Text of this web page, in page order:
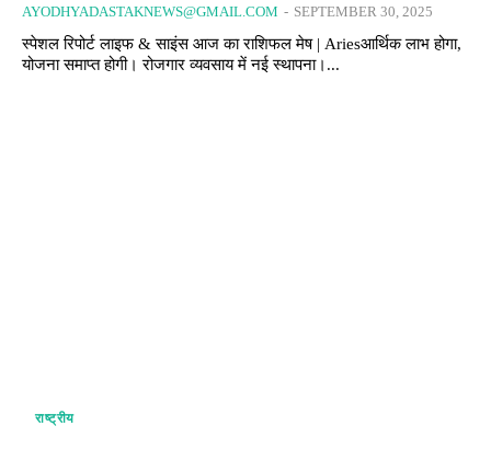
AYODHYADASTAKNEWS@GMAIL.COM - SEPTEMBER 30, 2025
स्पेशल रिपोर्ट लाइफ & साइंस आज का राशिफल मेष | Ariesआर्थिक लाभ होगा,
योजना समाप्त होगी। रोजगार व्यवसाय में नई स्थापना।...
राष्ट्रीय